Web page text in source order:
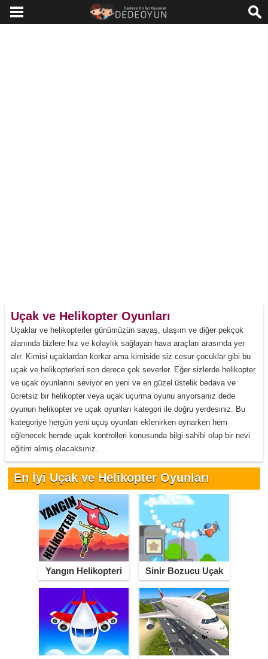
Uçak ve Helikopter Oyunları
Uçaklar ve helikopterler günümüzün savaş, ulaşım ve diğer pekçok
alanında bizlere hız ve kolaylık sağlayan hava araçları arasında yer
alır. Kimisi uçaklardan korkar ama kimiside siz cesur çocuklar gibi bu
uçak ve helikopterleri son derece çok severler. Eğer sizlerde helikopter
ve uçak oyunlarını seviyor en yeni ve en güzel üstelik bedava ve
ücretsiz bir helikopter veya uçak uçurma oyunu arıyorsanız dede
oyunun helikopter ve uçak oyunları kategori ile doğru yerdesiniz. Bu
kategoriye hergün yeni uçuş oyunları eklenirken oynarken hem
eğlenecek hemde uçak kontrolleri konusunda bilgi sahibi olup bir nevi
eğitim almış olacaksınız.
En İyi Uçak ve Helikopter Oyunları
Yangın Helikopteri Sinir Bozucu Uçak